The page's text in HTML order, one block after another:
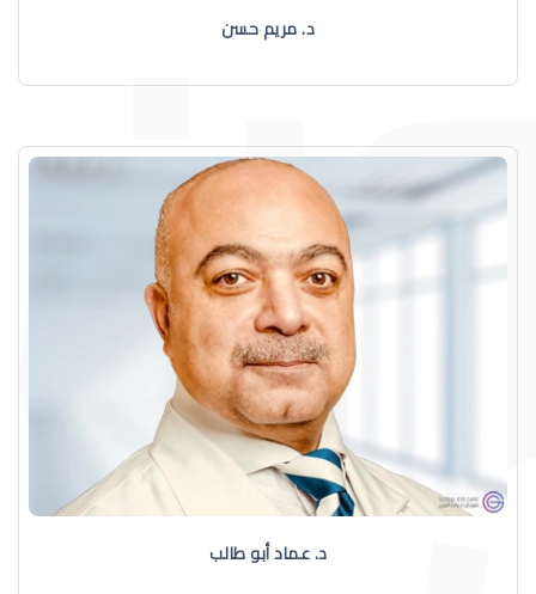
د. مريم حسن
د. عماد أبو طالب